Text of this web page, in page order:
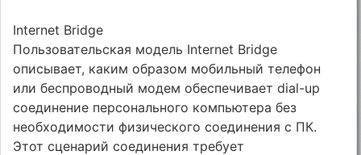
Internet Bridge
Пользовательская модель Internet Bridge
описывает, каким образом мобильный телефон
или беспроводный модем обеспечивает dial-up
соединение персонального компьютера без
необходимости физического соединения с ПК.
Этот сценарий соединения требует